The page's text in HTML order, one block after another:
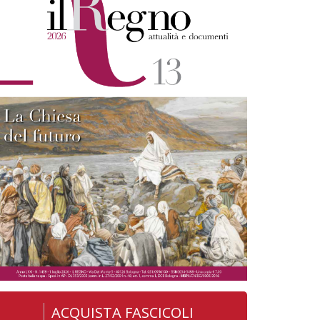
ACQUISTA FASCICOLI